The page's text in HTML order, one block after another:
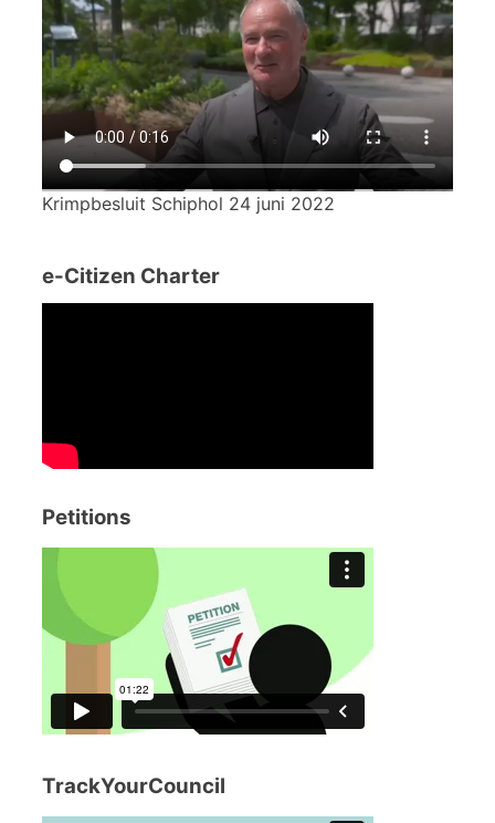
Krimpbesluit Schiphol 24 juni 2022
e-Citizen Charter
Petitions
TrackYourCouncil